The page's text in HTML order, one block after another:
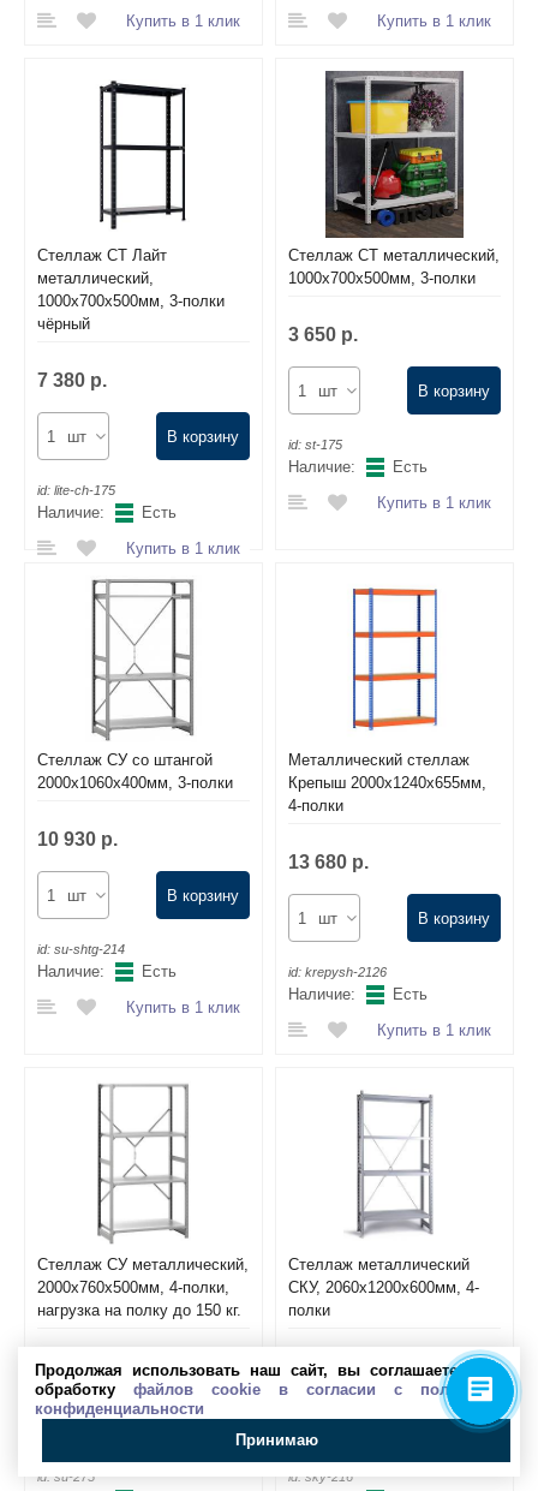
Купить в 1 клик
Купить в 1 клик
Стеллаж СТ Лайт
металлический,
1000х700х500мм, 3-полки
чёрный
7 380 р.
шт В корзину
id: lite-ch-175
Наличие:
Есть
Купить в 1 клик
Стеллаж СТ металлический,
1000х700х500мм, 3-полки
3 650 р.
шт В корзину
id: st-175
Наличие:
Есть
Купить в 1 клик
Стеллаж СУ со штангой
2000х1060х400мм, 3-полки
10 930 р.
шт В корзину
id: su-shtg-214
Наличие:
Есть
Купить в 1 клик
Металлический стеллаж
Крепыш 2000х1240х655мм,
4-полки
13 680 р.
шт В корзину
id: krepysh-2126
Наличие:
Есть
Купить в 1 клик
Стеллаж СУ металлический,
2000х760х500мм, 4-полки,
нагрузка на полку до 150 кг.
9 550 р.
шт В корзину
id: su-275
Стеллаж металлический
СКУ, 2060х1200х600мм, 4-
полки
15 840 р.
шт В корзину
id: sky-216
Продолжая использовать наш сайт, вы соглашаетесь на
обработку файлов cookie в согласии с политикой
конфиденциальности
Принимаю